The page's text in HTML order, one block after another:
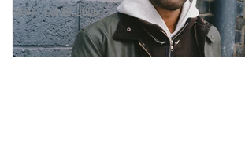
Moda Oct 30, 2025